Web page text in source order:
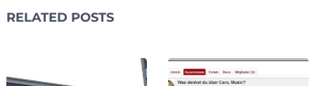
RELATED POSTS